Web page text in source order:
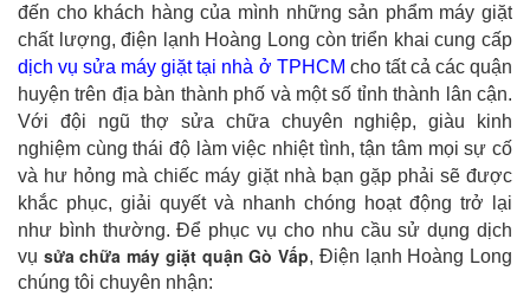
đến cho khách hàng của mình những sản phẩm máy giặt
chất lượng, điện lạnh Hoàng Long còn triển khai cung cấp
dịch vụ sửa máy giặt tại nhà ở TPHCM cho tất cả các quận
huyện trên địa bàn thành phố và một số tỉnh thành lân cận.
Với đội ngũ thợ sửa chữa chuyên nghiệp, giàu kinh
nghiệm cùng thái độ làm việc nhiệt tình, tận tâm mọi sự cố
và hư hỏng mà chiếc máy giặt nhà bạn gặp phải sẽ được
khắc phục, giải quyết và nhanh chóng hoạt động trở lại
như bình thường.Để phục vụ cho nhu cầu sử dụng dịch
vụ sửa chữa máy giặt quận Gò Vấp, Điện lạnh Hoàng Long
chúng tôi chuyên nhận: